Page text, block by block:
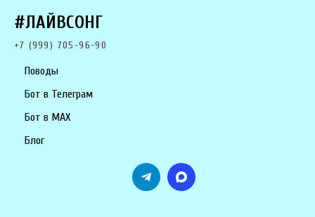
#ЛАЙВСОНГ
+7 (999) 705-96-90
Поводы
Бот в Телеграм
Бот в MAX
Блог